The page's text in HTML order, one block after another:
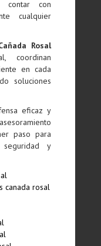
contar con
cualquier
Rosal
coordinan
en cada
soluciones
eficaz y
paso para
y
canada rosal